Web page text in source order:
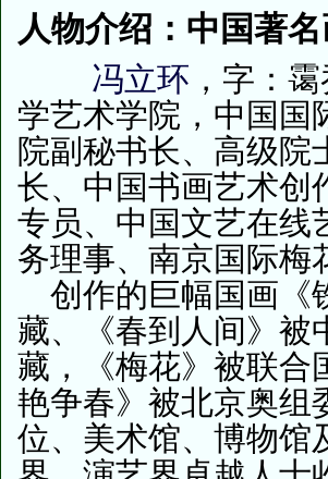
人物介绍：中国著
冯立环 ，字：
学艺术学院，中国国
院副秘书长、高级院
长、中国书画艺术创
专员、中国文艺在线
务理事、南京国际
创作的巨幅国画《
藏、《春到人间》被
藏，《梅花》被联合
艳争春》被北京奥组
位、美术馆、博物馆